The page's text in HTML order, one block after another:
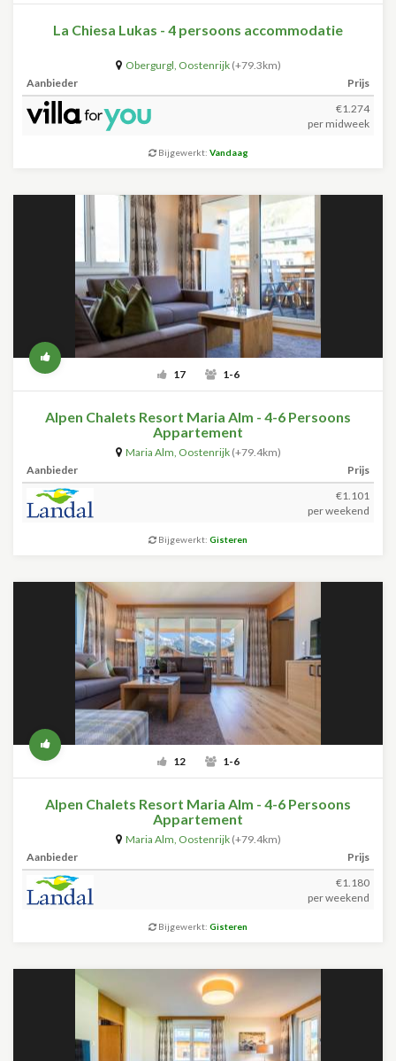
La Chiesa Lukas - 4 persoons accommodatie
Obergurgl, Oostenrijk (+79.3km)
Aanbieder
Prijs
€1.274
per midweek
Bijgewerkt: Vandaag
17 1-6
Alpen Chalets Resort Maria Alm - 4-6 Persoons
Appartement
Maria Alm, Oostenrijk (+79.4km)
Aanbieder
Prijs
€1.101
per weekend
Bijgewerkt: Gisteren
12 1-6
Alpen Chalets Resort Maria Alm - 4-6 Persoons
Appartement
Maria Alm, Oostenrijk (+79.4km)
Aanbieder
Prijs
€1.180
per weekend
Bijgewerkt: Gisteren